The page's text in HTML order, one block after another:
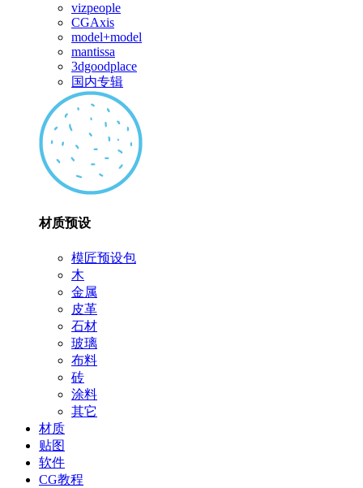
vizpeople
CGAxis
model+model
mantissa
3dgoodplace
国内专辑
材质预设
模匠预设包
木
金属
皮革
石材
玻璃
布料
砖
涂料
其它
材质
贴图
软件
CG教程